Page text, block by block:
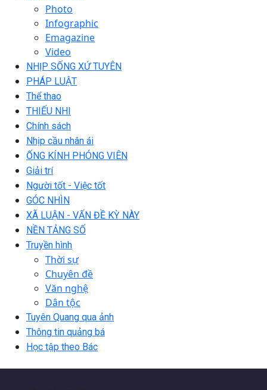
Photo
Infographic
Emagazine
Video
NHỊP SỐNG XỨ TUYÊN
PHÁP LUẬT
Thể thao
THIẾU NHI
Chính sách
Nhịp cầu nhân ái
ỐNG KÍNH PHÓNG VIÊN
Giải trí
Người tốt - Việc tốt
GÓC NHÌN
XÃ LUẬN - VẤN ĐỀ KỲ NÀY
NỀN TẢNG SỐ
Truyền hình
Thời sự
Chuyên đề
Văn nghệ
Dân tộc
Tuyên Quang qua ảnh
Thông tin quảng bá
Học tập theo Bác